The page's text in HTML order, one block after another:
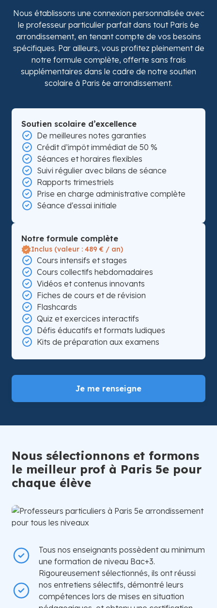
Nous établissons une connexion personnalisée avec
le professeur particulier parfait dans tout Paris 6e
arrondissement, en tenant compte de vos besoins
spécifiques. Par ailleurs, vous profitez pleinement de
notre formule complète, offerte sans frais
supplémentaires dans le cadre de notre soutien
scolaire à Paris 6e arrondissement.
Soutien scolaire d’excellence
De meilleures notes garanties
Crédit d’impôt immédiat de 50 %
Séances et horaires flexibles
Suivi régulier avec bilans de séance
Rapports trimestriels
Prise en charge administrative complète
Séance d'essai initiale
Notre formule complète
Inclus (valeur : 489 € / an)
Cours intensifs et stages
Cours collectifs hebdomadaires
Vidéos et contenus innovants
Fiches de cours et de révision
Flashcards
Quiz et exercices interactifs
Défis éducatifs et formats ludiques
Kits de préparation aux examens
Je me renseigne
Nous sélectionnons et formons
le meilleur prof à Paris 5e pour
chaque élève
Tous nos enseignants possèdent au minimum
une formation de niveau Bac+3.
Rigoureusement sélectionnés, ils ont réussi
nos entretiens sélectifs, démontré leurs
compétences lors de mises en situation